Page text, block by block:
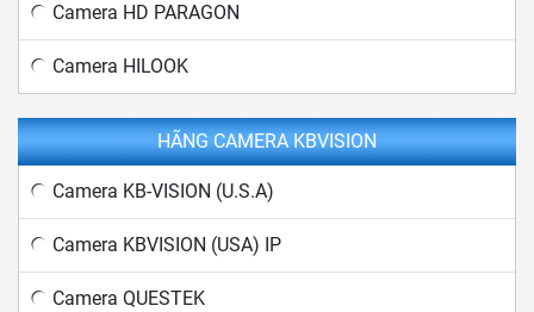
Camera HD PARAGON
Camera HILOOK
HÃNG CAMERA KBVISION
Camera KB-VISION (U.S.A)
Camera KBVISION (USA) IP
Camera QUESTEK